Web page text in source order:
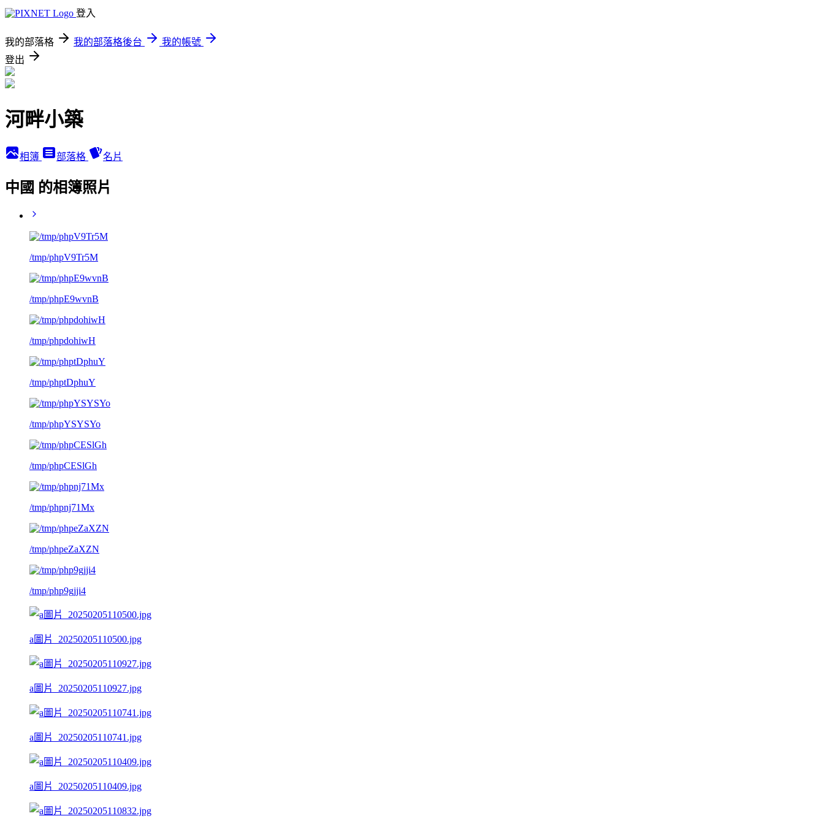
登入
我的部落格 我的部落格後台
我的帳號
登出
河畔小築
相簿 部落格 名片
中國 的相簿照片
/tmp/phpV9Tr5M
/tmp/phpE9wvnB
/tmp/phpdohiwH
/tmp/phptDphuY
/tmp/phpYSYSYo
/tmp/phpCESlGh
/tmp/phpnj71Mx
/tmp/phpeZaXZN
/tmp/php9gjji4
a圖片_20250205110500.jpg
a圖片_20250205110927.jpg
a圖片_20250205110741.jpg
a圖片_20250205110409.jpg